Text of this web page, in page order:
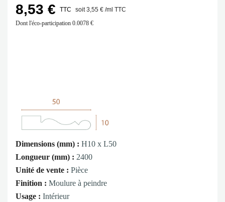
8,53 € TTC
soit 3,55 € /ml TTC
Dont l'éco-participation 0.0078 €
Dimensions (mm) : H10 x L50
Longueur (mm) : 2400
Unité de vente : Pièce
Finition : Moulure à peindre
Usage : Intérieur